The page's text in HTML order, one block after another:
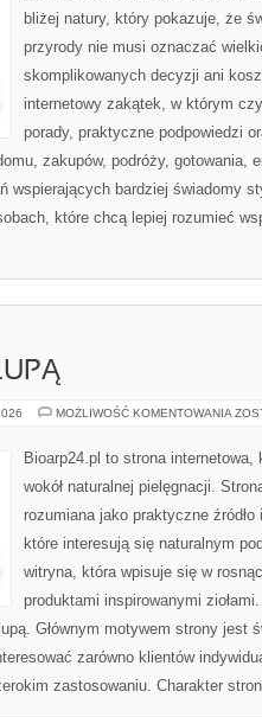
bliżej natury, który pokazuje, że
przyrody nie musi oznaczać
skomplikowanych decyzji ani
internetowy zakątek, w którym
porady, praktyczne podpowiedzi
zakupów, podróży, gotowania,
wspierających bardziej świadomy
które chcą lepiej rozumieć
MOŻLIWOŚĆ KOMENTOWANIA
Bioarp24.pl to strona internetowa,
wokół naturalnej pielęgnacji.
rozumiana jako praktyczne
które interesują się naturalnym
witryna, która wpisuje się w
produktami inspirowanymi
Głównym motywem strony jest
zarówno klientów
zastosowaniu. Charakter